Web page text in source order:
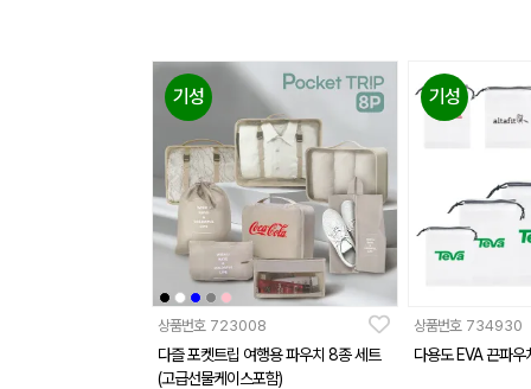
기성
상품번호 723008
다즐 포켓트립 여행용 파우치 8종 세트
(고급선물케이스포함)
기성
상품번호 734930
다용도 EVA 끈파우